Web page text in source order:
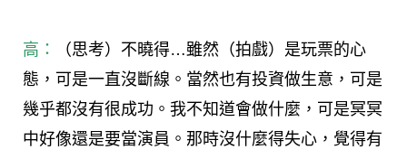
高：
（思考）不曉得…雖然（拍戲）是玩票的心
態，可是一直沒斷線。當然也有投資做生意，可是
幾乎都沒有很成功。我不知道會做什麼，可是冥冥
中好像還是要當演員。那時沒什麼得失心，覺得有